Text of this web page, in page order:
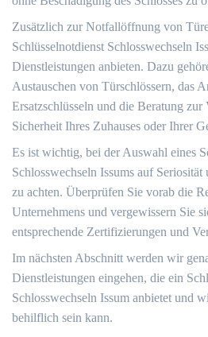
Zusätzlich zur Notfallöffnung von
Schlüsselnotdienst Schlosswechseln
Dienstleistungen anbieten. Dazu
Austauschen von Türschlössern, das
Ersatzschlüsseln und die Beratung zur
Sicherheit Ihres Zuhauses oder Ihrer
Es ist wichtig, bei der Auswahl eines
Schlosswechseln Issums auf
zu achten.​ Überprüfen Sie vorab die
Unternehmens und vergewissern Sie
entsprechende Zertifizierungen und
Im nächsten Abschnitt werden wir
Dienstleistungen eingehen, die ein
Schlosswechseln Issum anbietet und
behilflich sein kann.​